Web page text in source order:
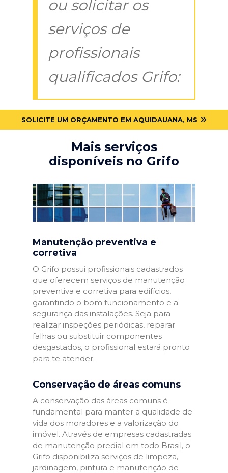
ou solicitar os
serviços de
profissionais
qualificados Grifo:
SOLICITE UM ORÇAMENTO EM AQUIDAUANA, MS
Mais serviços
disponíveis no Grifo
Manutenção preventiva e
corretiva
O Grifo possui profissionais cadastrados
que oferecem serviços de manutenção
preventiva e corretiva para edifícios,
garantindo o bom funcionamento e a
segurança das instalações. Seja para
realizar inspeções periódicas, reparar
falhas ou substituir componentes
desgastados, o profissional estará pronto
para te atender.
Conservação de áreas comuns
A conservação das áreas comuns é
fundamental para manter a qualidade de
vida dos moradores e a valorização do
imóvel. Através de empresas cadastradas
de manutenção predial em todo Brasil, o
Grifo disponibiliza serviços de limpeza,
jardinagem, pintura e manutenção de